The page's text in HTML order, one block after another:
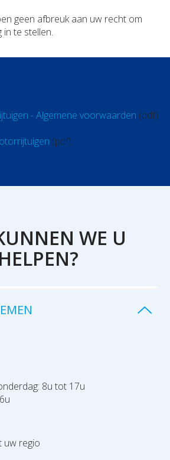
geen afbreuk aan uw recht om
te stellen.
- Algemene voorwaarden (pdf)
(pdf)
WE U
HELPEN?
8u tot 17u
uw regio